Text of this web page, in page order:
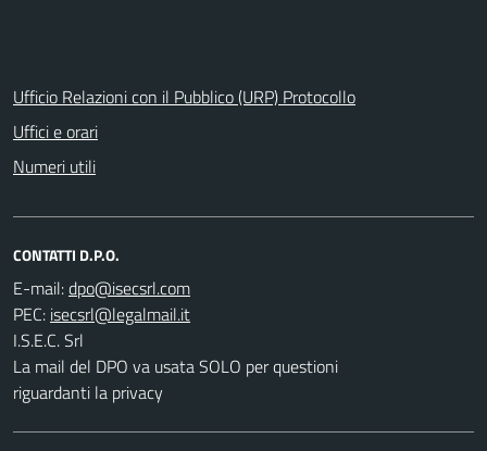
Ufficio Relazioni con il Pubblico (URP) Protocollo
Uffici e orari
Numeri utili
CONTATTI D.P.O.
E-mail:
PEC:
I.S.E.C. Srl
La mail del DPO va usata SOLO per questioni
riguardanti la privacy